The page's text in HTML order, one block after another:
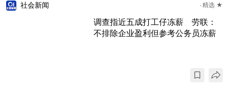
社会新闻 精选 ★
调查指近五成打工仔冻薪 劳联：
不排除企业盈利但参考公务员冻薪